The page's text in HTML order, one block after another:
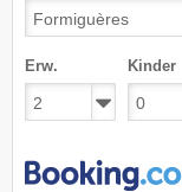
Erw. Kinder